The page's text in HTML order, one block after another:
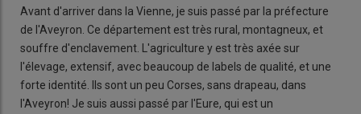
Avant d'arriver dans la Vienne, je suis passé par la préfecture
de l'Aveyron. Ce département est très rural, montagneux, et
souffre d'enclavement. L'agriculture y est très axée sur
l'élevage, extensif, avec beaucoup de labels de qualité, et une
forte identité. Ils sont un peu Corses, sans drapeau, dans
l'Aveyron! Je suis aussi passé par l'Eure, qui est un